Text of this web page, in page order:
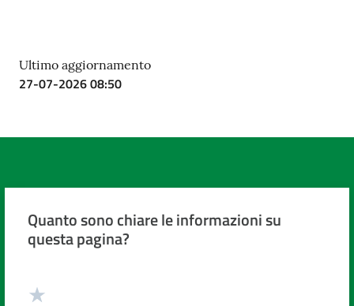
Ultimo aggiornamento
27-07-2026 08:50
Quanto sono chiare le informazioni su
questa pagina?